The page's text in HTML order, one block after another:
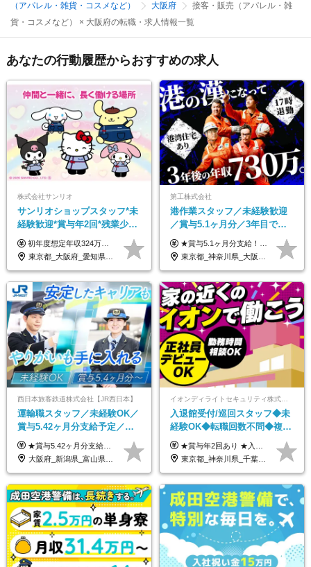
（アパレル・雑貨・コスメなど）
大阪府
接客・販売（アパレル・雑
貨・コスメなど） × 大阪府の転職・求人情報一覧
あなたの行動履歴からおすすめの求人
株式会社サンリオ
サンリオショップスタッフ*未
経験歓迎*賞与年2回*残業少な
め*産育休取得実績豊富*可愛
い制服*社割有
初年度想定年収324万円～690万円！ ◆全国一律 月給230,000円～＋賞与＋通勤手当＋役職手当＋時間外手当 《手当充実！》 ＊昇給/年1回 ＊賞与/年2回（7月/12月） ＊通勤手当：交通費支給（規定あり） ＊時間外手当 ＊販売職手当 ＊役職手当 《キャリアパス》 ▼店長（32歳）／年収400万円 ▼トレーナー（37歳）／年収500万円 ▼SV（40歳）／年収570万円 ※SVとして活躍された場合、574万円以上に昇給も目指せます。 日頃のお店での頑張りをしっかり評価する体制を整えており、 ご自身の努力次第で昇給する制度を用意しています！ 《ゆくゆくは・・・》 ■店舗スタッフをとりまとめ、お店づくりを主体で行う店長へ ■複数店舗を統括するトレーナーへとキャリアアップ ■様々な規模の店舗を経験しSVとして活躍した後は、本社の教育担当や店舗支援を担う本部スタッフとして活躍いただけます。 ※経験・能力を考慮の上、当社規定により優遇いたします。 ※入社日から6カ月間の試用期間あり。その間の待遇に差異はありません。
東京都_大阪府_愛知県_北海道_栃木県_静岡県_兵庫県_京都府_福岡県
第工株式会社
港作業スタッフ／未経験歓迎
／賞与5.1ヶ月分／3年目で年
収730万円も可／食事手当あり
／年休120日以上
★賞与5.1ヶ月分支給！ ★入社3年目・30代で年収730万円の先輩も活躍中！ ★入社1年目・20代で月収29万円の実績あり 月給：22.5万円～30.5万円＋各種手当＋賞与年2回＋残業代全額支給 ※経験・能力などを考慮のうえ決定します ※上記月給には食事手当(5000円／月）を含みます ※残業代は分単位で100％支給いたします ※試用期間3ヶ月。その間の給与・待遇に差異はありません 【月収例】 ◆33.5万円／31歳 入社7か月 ◆38.5万円／32歳 入社1年目 ◆48.4万円／44歳 入社12年目 ※経験・能力などを考慮のうえ決定 ※月収・給与例には休日手当も含みます 【手当詳細】 ◆交通費規定支給（上限3万5000円／月） ◆時間外手当全額支給 ◆休日出勤手当 ◆港湾住宅あり（1R・2万円台～） ◆資格取得支援制度：全額負担 ◆地域手当：関東地区1万円／月
東京都_神奈川県_大阪府_愛知県_兵庫県
西日本旅客鉄道株式会社【JR西日本】
運輸職スタッフ／未経験OK／
賞与5.42ヶ月分支給予定／残
業月11h程／年休119日+有給
平均18.7日
★賞与5.42ヶ月分支給予定あり！ （大卒以上）月給24万1,692円～39万5,780円＋各種手当＋賞与2回 （高卒以上）月給22万2,662円～39万5,780円＋各種手当＋賞与2回 ※上記は2025年度新卒支払額（京阪神地区）となります ※勤務地・学歴で異なり、ご経験・能力等をふまえた金額を加算します ※残業代は別途全額支給します ※当社規程に基づき決定します ※試用期間あり（3ヶ月／待遇に変更はありません） ※基本給以外の諸手当として扶養・職務・時間外・通勤手当等を支給します ※京阪神地区以外の勤務地の場合 月給（大卒）23万0,706円～／月給（高卒）21万2,541円～となります
大阪府_新潟県_富山県_石川県_福井県_三重県_兵庫県_京都府_滋賀県_奈良県_和歌山県_広島県_岡山県_鳥取県_島根県_山口県_福岡県
入退館受付/巡回スタッフ◆未
経験OK◆転職回数不問◆複数
勤務地で募集中◆ブランクあ
りOK◆室内業務がメイン
★賞与年2回あり ★入社祝い金3万円支給 ★出産祝い金や育児支援金などの手当も充実！ ≪給与モデル≫ 【東京】基本給27万2780円/月給＋時間外手当（25h） 【愛知】基本給25万4990円/月給＋時間外手当（25h） 【大阪】基本給25万4990円/月給＋時間外手当（25h） 【福岡】基本給23万7200円/月給＋時間外手当（25h） -------------- ▽各地の給与は下記をご確認ください！ ■北海道 月給20万円～ ■東北 月給20万円～ ■北関東 埼玉／月給22万5000円～ 茨城・群馬・新潟／月給20万円～ ■南関東 東京・神奈川／月給23万円～ 千葉／月給22万5000円～ 山梨／月給20万円～ ■中部 愛知／月給21万5000円～ 長野・岐阜・三重／月給20万円～ ■関西 大阪／月給21万5000円～ 京都・兵庫／月給21万円～ 滋賀・奈良／月給20万円～ ■中四国 岡山・山口・四国・広島／月給20万円～ ■九州 福岡・鹿児島・長崎／月給20万円～
東京都_神奈川県_千葉県_北海道_福島県_長野県_岐阜県_三重県_京都府_福岡県